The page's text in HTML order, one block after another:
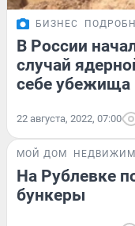
БИЗНЕС
В России
случай
себе убежища
22 августа, 2022, 07:00
МОЙ ДОМ
На Рублевке
бункеры